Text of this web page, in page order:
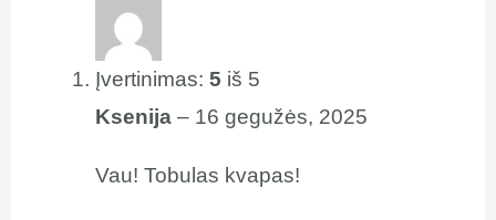
Įvertinimas:5 iš 5
Ksenija– 16 gegužės, 2025
Vau! Tobulas kvapas!